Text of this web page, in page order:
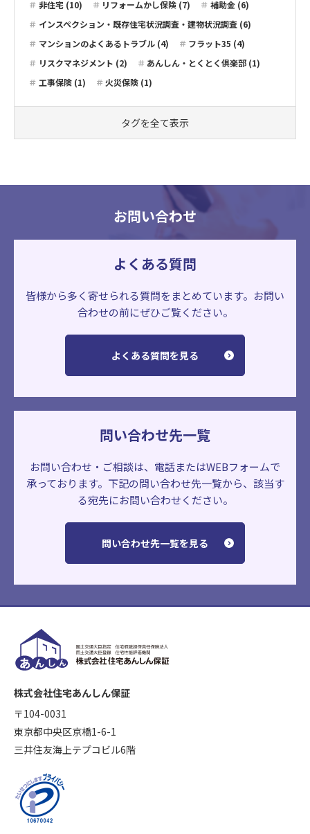
非住宅 (10) リフォームかし保険 (7)
補助金 (6)
インスペクション・既存住宅状況調査・建物状況調査 (6)
マンションのよくあるトラブル (4)
フラット35 (4)
リスクマネジメント (2)
あんしん・とくとく倶楽部 (1)
工事保険 (1)
火災保険 (1)
タグを全て表示
お問い合わせ
よくある質問
皆様から多く寄せられる質問をまとめています。 お問い
合わせの前にぜひご覧ください。
よくある質問を見る
問い合わせ先一覧
お問い合わせ・ご相談は、電話またはWEBフォームで
承っております。 下記の問い合わせ先一覧から、該当す
る宛先にお問い合わせください。
問い合わせ先一覧を見る
株式会社住宅あんしん保証
〒104-0031
東京都中央区京橋1-6-1
三井住友海上テプコビル6階